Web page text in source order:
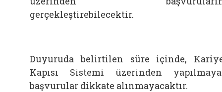
gerçekleştirebilecektir.
Duyuruda belirtilen süre içinde,
Kapısı Sistemi üzerinden
başvurular dikkate alınmayacaktır.